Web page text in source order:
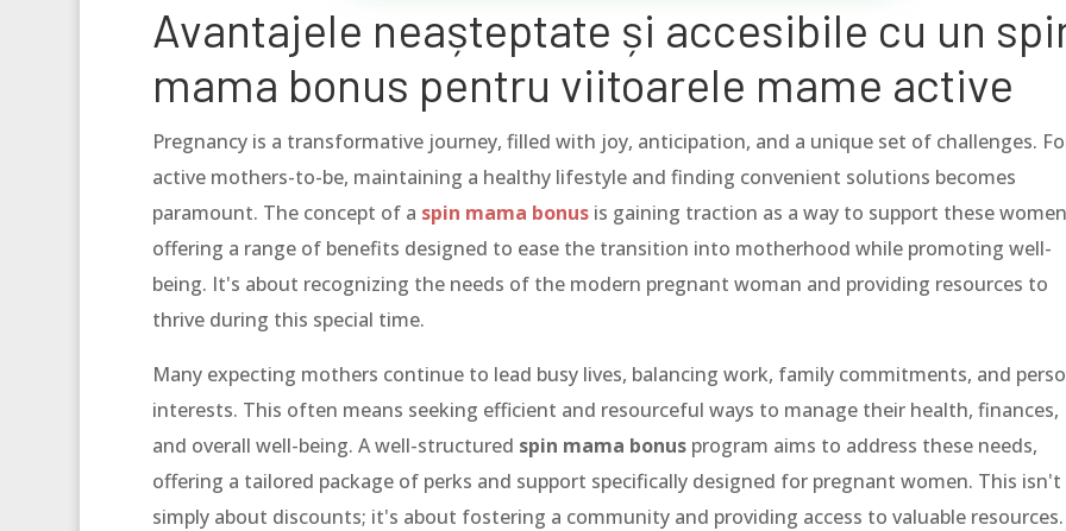
Avantajele neașteptate și accesibile cu un
mama bonus pentru viitoarele mame active
Pregnancy is a transformative journey, filled with joy, anticipation, and a unique set of challenges.
active mothers-to-be, maintaining a healthy lifestyle and finding convenient solutions becomes
paramount. The concept of a spin mama bonusis gaining traction as a way to support these
offering a range of benefits designed to ease the transition into motherhood while promoting well-
being. It's about recognizing the needs of the modern pregnant woman and providing resources to
thrive during this special time.
Many expecting mothers continue to lead busy lives, balancing work, family commitments, and
interests. This often means seeking efficient and resourceful ways to manage their health, finances,
and overall well-being. A well-structured spin mama bonusprogram aims to address these needs,
offering a tailored package of perks and support specifically designed for pregnant women. This isn't
simply about discounts; it's about fostering a community and providing access to valuable resources.